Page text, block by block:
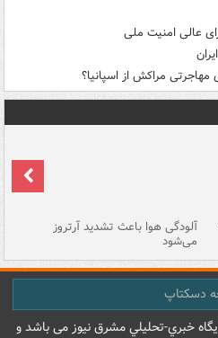
عالی امنیت ملی
مهاجرتی مراکش از اسپانیا؟
آلودگی هوا باعث تشدید آرتروز
می‌شود
دسکتاپ
خبري-تحليلي مشرق نيوز می باشد و